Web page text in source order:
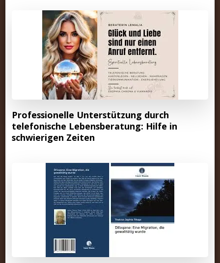
Professionelle Unterstützung durch
telefonische Lebensberatung: Hilfe in
schwierigen Zeiten